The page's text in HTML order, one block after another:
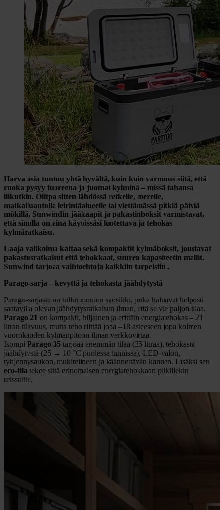
Harva asia tuntuu yhtä hyvältä, kuin kuin varmuus siitä, että
ruoka pysyy tuoreena ja juomat kylminä – missä tahansa
liikutkin. Olitpa sitten lähdössä retkelle, merelle,
matkailuautolla leirintäalueelle tai viettämässä pitkiä päiviä
mökillä, Sunwindin jääkaapit ja pakastinboksit varmistavat,
että sinulla on aina käytössäsi luotettava ja tehokas
kylmäratkaisu.
Laaja valikoima kattaa sekä kompaktit kylmäboksit, joustavat
pakastusratkaisut että tehokkaat, suuren kapasiteetin mallit.
Sunwind tarjoaa vaihtoehtoja kaikkiin tarpeisiin .
Parago-sarja – kevyttä ja tehokasta jäähdytystä
Parago-sarjasta on tullut monien suosikki, jotka haluavat helposti
saatavilla olevan jäähdytysratkaisun ilman, että se vie paljon tilaa.
Parago 21 on kompakti, hiljainen ja erittäin energiatehokas – 21
litran tilavuus, mutta teho riittää jopa –18 asteeseen jopa kolmen
vuorokauden kylmänpitoon ilman verkkovirtaa.
Isompi Parago 35 tarjoaa enemmän tilaa (35 litraa), tehokasta
jäähdytystä (25 → 10 °C puolessa tunnissa), LED-valon,
tyhjennysaukon, mukitelineen ja käännettävän kannen. Lisäksi sen
eco-tila tekee siitä erinomaisen energiatehokkaan pitkillekin
reissuille.